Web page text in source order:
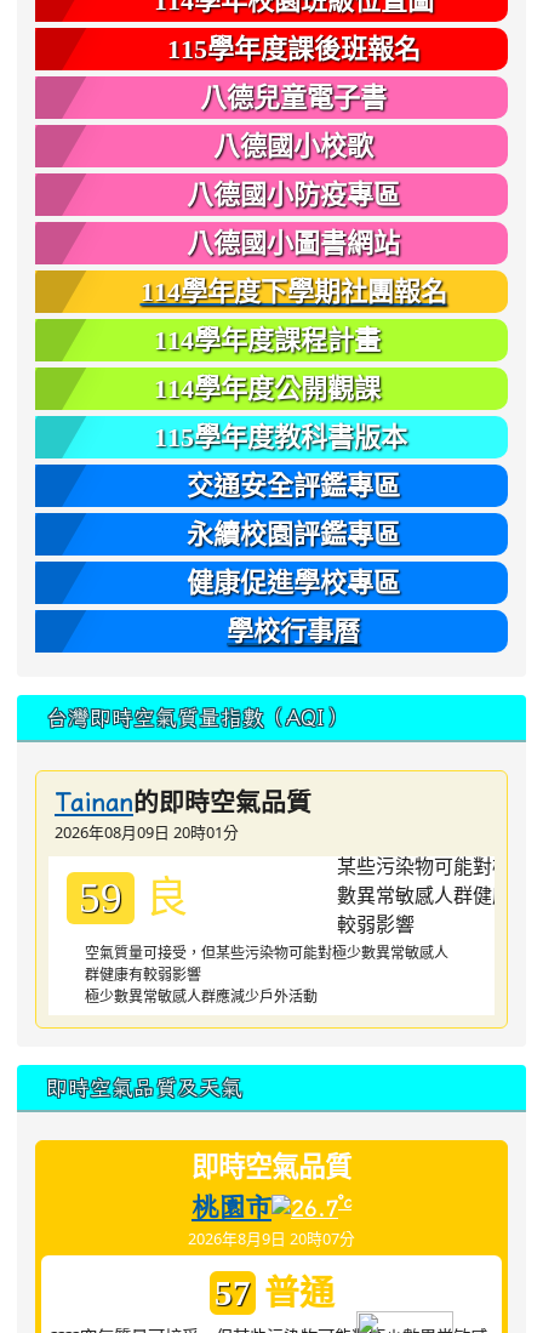
115學年度課後班報名
八德兒童電子書
八德國小校歌
八德國小防疫專區
八德國小圖書網站
114學年度下學期社團報名
114學年度課程計畫
114學年度公開觀課
115學年度教科書版本
交通安全評鑑專區
永續校園評鑑專區
健康促進學校專區
學校行事曆
台灣即時空氣質量指數（AQI）
Tainan的即時空氣品質
2026年08月09日 20時01分
59 良
空氣質量可接受，但某些污染物可能對極少數異常敏感人
群健康有較弱影響
極少數異常敏感人群應減少戶外活動
即時空氣品質及天氣
即時空氣品質
桃園市 26.7°c
2026年8月9日 20時07分
57 普通